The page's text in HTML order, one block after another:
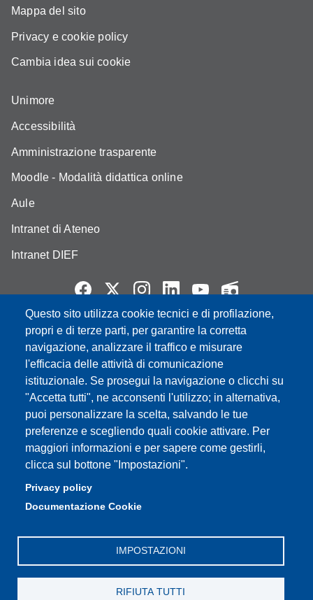
Questo sito utilizza cookie tecnici e di profilazione,
propri e di terze parti, per garantire la corretta
navigazione, analizzare il traffico e misurare
l'efficacia delle attività di comunicazione
istituzionale. Se prosegui la navigazione o clicchi su
"Accetta tutti", ne acconsenti l'utilizzo; in alternativa,
puoi personalizzare la scelta, salvando le tue
preferenze e scegliendo quali cookie attivare. Per
maggiori informazioni e per sapere come gestirli,
clicca sul bottone "Impostazioni".
Privacy policy
Documentazione Cookie
IMPOSTAZIONI
RIFIUTA TUTTI
Mappa del sito
Privacy e cookie policy
Cambia idea sui cookie
Unimore
Accessibilità
Amministrazione trasparente
Moodle - Modalità didattica online
Aule
Intranet di Ateneo
Intranet DIEF
Partita IVA: 00427620364
e-mail: urp@unimore.it
PEC: primo contatto: urp@pec.unimore.it
Indirizzo ReGIndE per notifica Atti Processuali:
direzionelegale@pec.unimore.it
Sede di Modena: Via Università 4, 41121 Modena, Tel. 059
2056511 - Fax 059 245156
Sede di Reggio Emilia : Viale A. Allegri 9, 42121 Reggio
Emilia, Tel. 0522 523041 - Fax 0522 523045